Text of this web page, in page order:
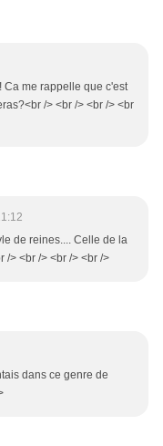
Ca me rappelle que c'est
/> <br /> <br /> <br
de reines.... Celle de la
/> <br /> <br /> <br />
dans ce genre de